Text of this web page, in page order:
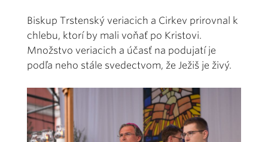
Biskup Trstenský veriacich a Cirkev prirovnal k
chlebu, ktorí by mali voňať po Kristovi.
Množstvo veriacich a účasť na podujatí je
podľa neho stále svedectvom, že Ježiš je živý.